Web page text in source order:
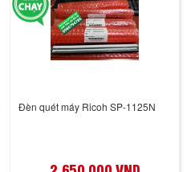
Đèn quét máy Ricoh SP-1125N